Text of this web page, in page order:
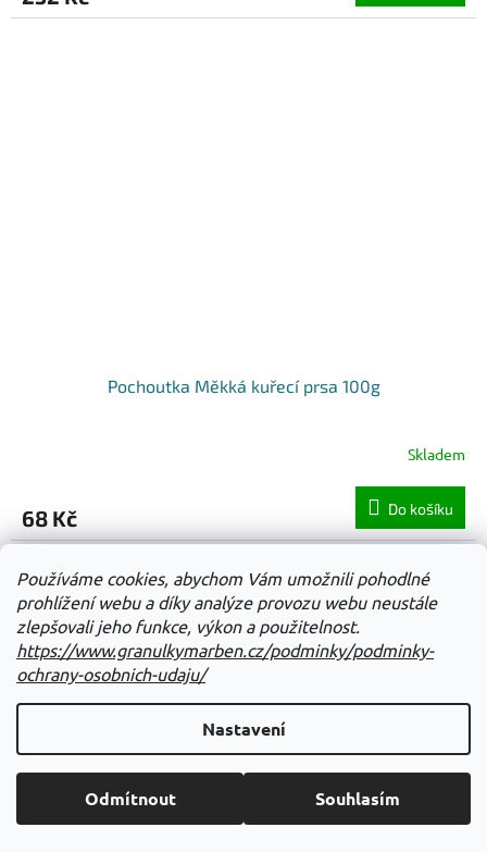
Používáme cookies, abychom Vám umožnili pohodlné
prohlížení webu a díky analýze provozu webu neustále
zlepšovali jeho funkce, výkon a použitelnost.
https://www.granulkymarben.cz/podminky/podminky-
ochrany-osobnich-udaju/
Nastavení
Odmítnout Souhlasím
Pochoutka Měkká kuřecí prsa 100g
Skladem
68 Kč Do košíku